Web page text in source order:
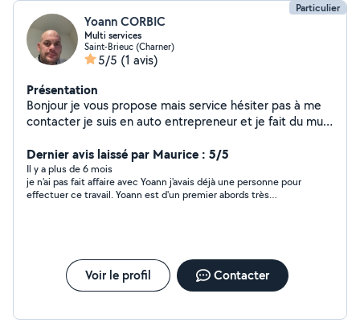
Particulier
Yoann CORBIC
Multi services
Saint-Brieuc (Charner)
5/5 (1 avis)
Présentation
Bonjour je vous propose mais service hésiter pas à me
contacter je suis en auto entrepreneur et je fait du multi
Dernier avis laissé par Maurice : 5/5
Il y a plus de 6 mois
je n'ai pas fait affaire avec Yoann j'avais déjà une personne pour
effectuer ce travail. Yoann est d'un premier abords très
Voir le profil Contacter